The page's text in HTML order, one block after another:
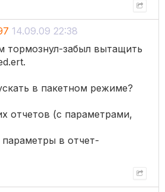
14.09.09 22:38
тормознул-забыл вытащить
в пакетном режиме?
отчетов (с параметрами,
в отчет-